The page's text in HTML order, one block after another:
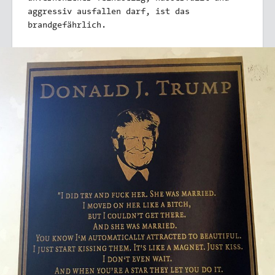
aggressiv ausfallen darf, ist das
brandgefährlich.